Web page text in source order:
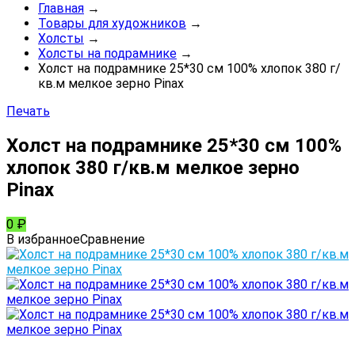
Главная →
Товары для художников →
Холсты →
Холсты на подрамнике →
Холст на подрамнике 25*30 см 100% хлопок 380 г/
кв.м мелкое зерно Pinax
Печать
Холст на подрамнике 25*30 см 100%
хлопок 380 г/кв.м мелкое зерно
Pinax
0 ₽
В избранноеСравнение